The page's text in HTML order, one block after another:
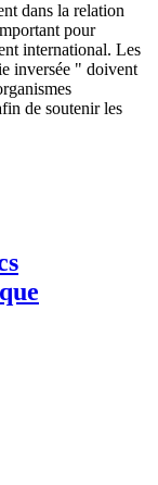
dans la relation
pour
international. Les
inversée " doivent
de soutenir les